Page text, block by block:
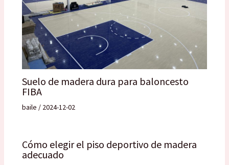
Suelo de madera dura para baloncesto
FIBA
baile / 2024-12-02
Cómo elegir el piso deportivo de madera
adecuado